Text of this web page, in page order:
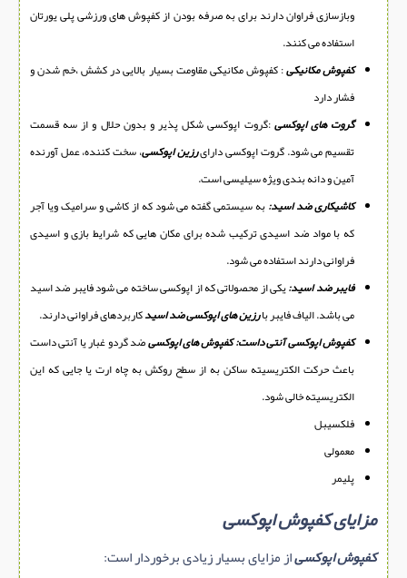
وبازسازی فراوان دارند برای به صرفه بودن از کفپوش های ورزشی پلی یورتان
استفاده می کنند.
کفپوش مکانیکی: کفپوش مکانیکی مقاومت بسیار بالایی درکشش ،خم شدن و
فشار دارد
گروت های اپوکسی:گروت اپوکسی شکل پذیر و بدون حلال و از سه قسمت
تقسیم می شود. گروت اپوکسی دارایرزین اپوکسی، سخت کننده، عمل آورنده
آمین و دانه بندی ویژه سیلیسی است.
کاشیکاری ضد اسید:به سیستمی گفته می شود که از کاشی و سرامیک ویا آجر
که با مواد ضد اسیدی ترکیب شده برای مکان هایی که شرایط بازی و اسیدی
فراوانی دارند استفاده می شود.
فایبر ضد اسید:یکی از محصولاتی که از اپوکسی ساخته می شود فایبر ضد اسید
می باشد. الیاف فایبر بارزین های اپوکسی ضد اسیدکاربردهای فراوانی دارند.
کفپوش اپوکسی آنتی داست: کفپوش های اپوکسیضد گردو غبار یا آنتی داست
باعث حرکت الکتریسیته ساکن به از سطح روکش به چاه ارت یا جایی که این
الکتریسیته خالی شود.
فلکسیبل
معمولی
پلیمر
مزایای کفپوش اپوکسی
کفپوش اپوکسیاز مزایای بسیار زیادی برخوردار است: